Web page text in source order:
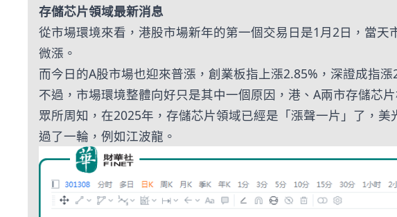
存儲芯片領域最新消息
從市場環境來看，港股市場新年的第一個交易日是1月2日，當
微漲。
而今日的A股市場也迎來普漲，創業板指上漲2.85%，深證成指
不過，市場環境整體向好只是其中一個原因，港、A兩市存儲芯
眾所周知，在2025年，存儲芯片領域已經是「漲聲一片」了，
過了一輪，例如江波龍。